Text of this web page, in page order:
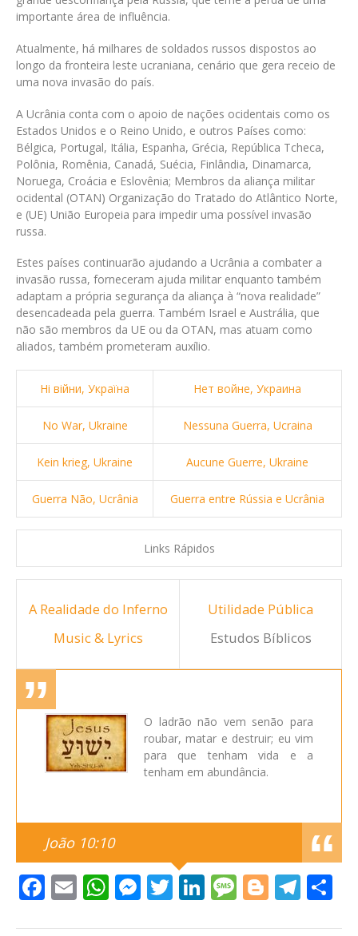
importante área de influência.
Atualmente, há milhares de soldados russos dispostos ao
longo da fronteira leste ucraniana, cenário que gera receio de
uma nova invasão do país.
A Ucrânia conta com o apoio de nações ocidentais como os
Estados Unidos e o Reino Unido, e outros Países como:
Bélgica, Portugal, Itália, Espanha, Grécia, República Tcheca,
Polônia, Romênia, Canadá, Suécia, Finlândia, Dinamarca,
Noruega, Croácia e Eslovênia; Membros da aliança militar
ocidental (OTAN) Organização do Tratado do Atlântico Norte,
e (UE) União Europeia para impedir uma possível invasão
russa.
Estes países continuarão ajudando a Ucrânia a combater a
invasão russa, forneceram ajuda militar enquanto também
adaptam a própria segurança da aliança à “nova realidade”
desencadeada pela guerra. Também Israel e Austrália, que
não são membros da UE ou da OTAN, mas atuam como
aliados, também prometeram auxílio.
Ні війни, Україна Нет войне, Украина
No War, Ukraine Nessuna Guerra, Ucraina
Kein krieg, Ukraine Aucune Guerre, Ukraine
Guerra Não, Ucrânia Guerra entre Rússia e Ucrânia
Links Rápidos
A Realidade do Inferno
Music & Lyrics
Utilidade Pública
Estudos Bíblicos
O ladrão não vem senão para
roubar, matar e destruir; eu vim
para que tenham vida e a
tenham em abundância.
João 10:10
Facebook
EmailWhatsApp
Messenger
Twitter
LinkedIn
Message